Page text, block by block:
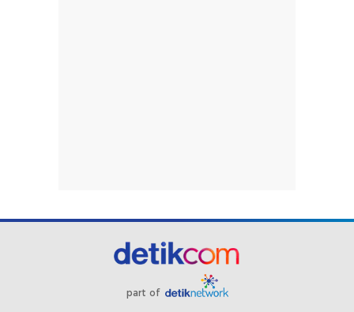
part of